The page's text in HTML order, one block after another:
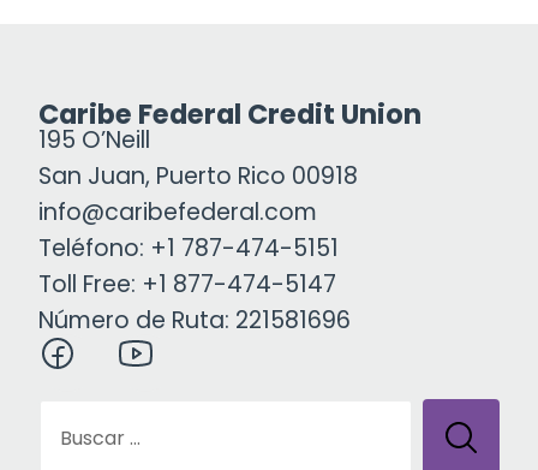
Caribe Federal Credit Union
195 O’Neill
San Juan, Puerto Rico 00918
info@caribefederal.com
Teléfono: +1 787-474-5151
Toll Free: +1 877-474-5147
Número de Ruta: 221581696